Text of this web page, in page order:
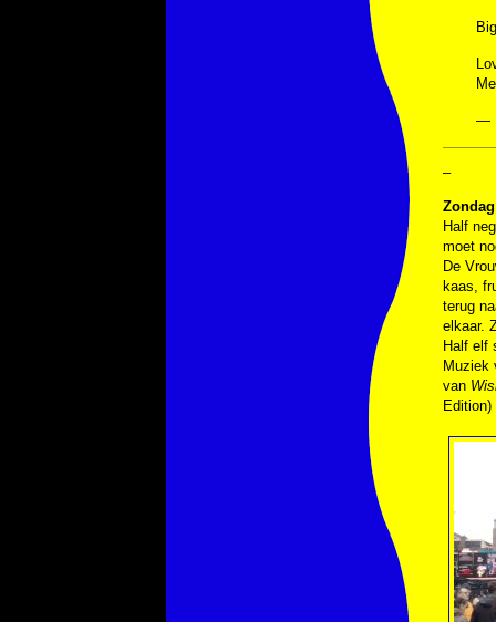
—
–
Half
moet
De
kaas,
terug
elkaar.
Half elf
Muziek
van